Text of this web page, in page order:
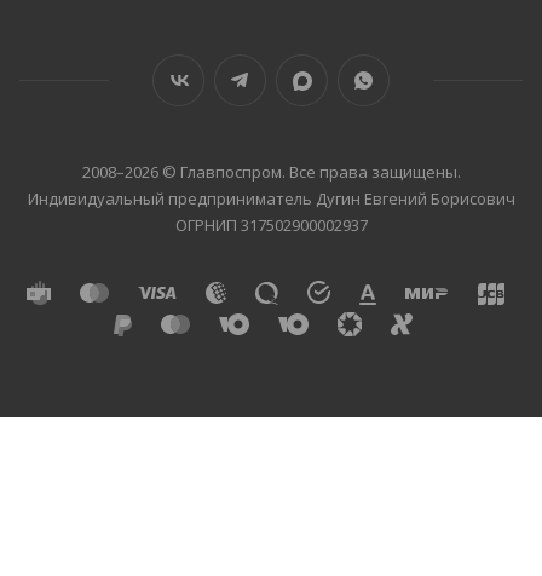
2008–2026 © Главпоспром. Все права защищены.
Индивидуальный предприниматель Дугин Евгений Борисович
ОГРНИП 317502900002937